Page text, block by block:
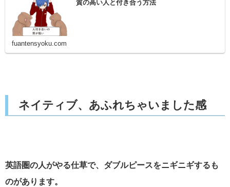
質の高い人と付き合う方法
fuantensyoku.com
ネイティブ、あふれちゃいました感
英語圏の人がやる仕草で、ダブルピースをニギニギするも
のがあります。